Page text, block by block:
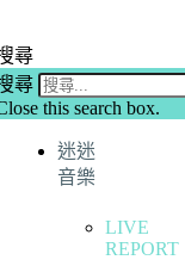
尋
尋
this search box.
迷迷
音樂
LIVE
REPORT